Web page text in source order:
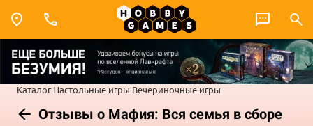
Каталог Настольные игры Вечериночные игры
Отзывы о Мафия: Вся семья в сборе